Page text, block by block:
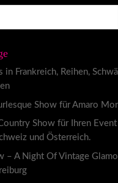
in Frankreich, Reihen,
Show für Amaro
Show für Ihren
und Österreich.
– A Night Of Vintage